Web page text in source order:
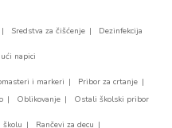
Sredstva za čišćenje Dezinfekcija
napici
i markeri
Pribor za crtanje
Oblikovanje Ostali školski pribor
školu Rančevi za decu